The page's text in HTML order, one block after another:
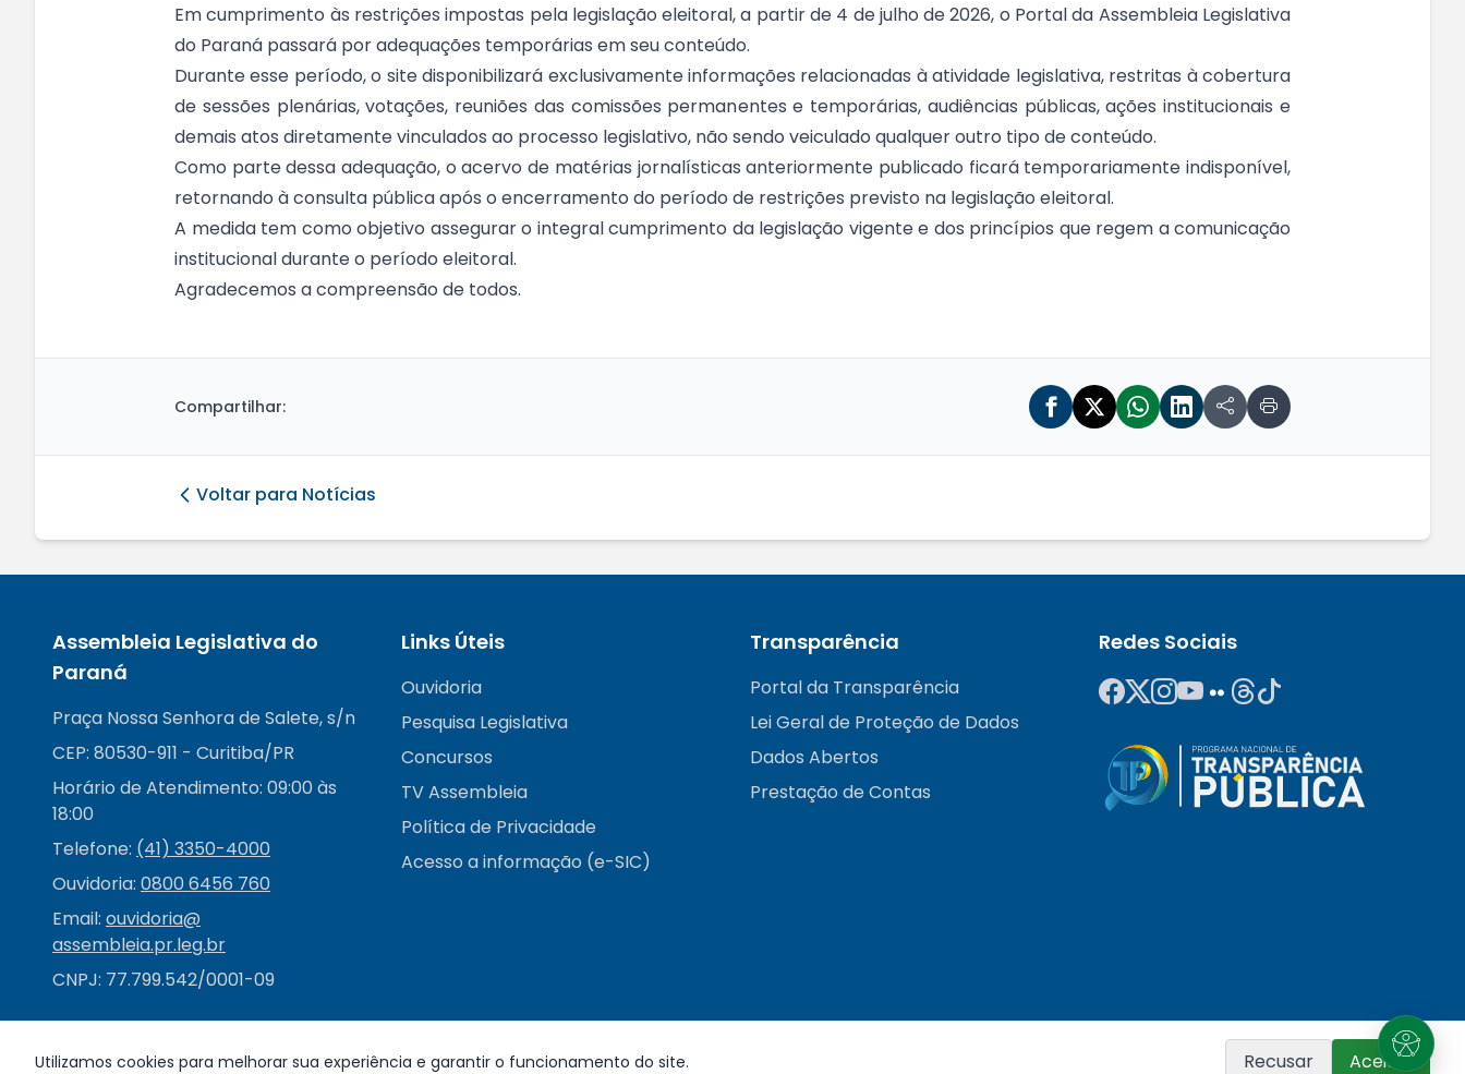
Em cumprimento às restrições impostas pela legislação eleitoral, a partir de 4 de julho de 2026, o Portal da Assembleia Legislativa
do Paraná passará por adequações temporárias em seu conteúdo.
Durante esse período, o site disponibilizará exclusivamente informações relacionadas à atividade legislativa, restritas à cobertura
de sessões plenárias, votações, reuniões das comissões permanentes e temporárias, audiências públicas, ações institucionais e
demais atos diretamente vinculados ao processo legislativo, não sendo veiculado qualquer outro tipo de conteúdo.
Como parte dessa adequação, o acervo de matérias jornalísticas anteriormente publicado ficará temporariamente indisponível,
retornando à consulta pública após o encerramento do período de restrições previsto na legislação eleitoral.
A medida tem como objetivo assegurar o integral cumprimento da legislação vigente e dos princípios que regem a comunicação
institucional durante o período eleitoral.
Agradecemos a compreensão de todos.
Compartilhar:
Voltar para Notícias
Assembleia Legislativa do
Paraná
Praça Nossa Senhora de Salete, s/n
CEP: 80530-911 - Curitiba/PR
Horário de Atendimento: 09:00 às
18:00
Telefone: (41) 3350-4000
Ouvidoria: 0800 6456 760
Email: ouvidoria@
assembleia.pr.leg.br
CNPJ: 77.799.542/0001-09
Links Úteis
Ouvidoria
Pesquisa Legislativa
Concursos
TV Assembleia
Política de Privacidade
Acesso a informação (e-SIC)
Transparência
Portal da Transparência
Lei Geral de Proteção de Dados
Dados Abertos
Prestação de Contas
Redes Sociais
Utilizamos cookies para melhorar sua experiência e garantir o funcionamento do site. Recusar Aceitar